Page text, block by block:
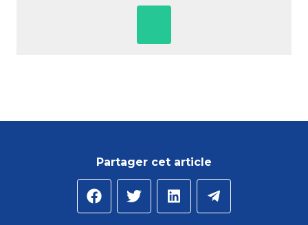
Partager cet article